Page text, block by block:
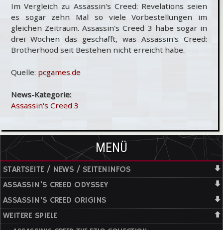
Im Vergleich zu Assassin's Creed: Revelations seien
es sogar zehn Mal so viele Vorbestellungen im
gleichen Zeitraum. Assassin's Creed 3 habe sogar in
drei Wochen das geschafft, was Assassin's Creed:
Brotherhood seit Bestehen nicht erreicht habe.
Quelle: pcgames.de
News-Kategorie:
Assassin's Creed 3
MENÜ
STARTSEITE / NEWS / SEITENINFOS
ASSASSIN'S CREED ODYSSEY
ASSASSIN'S CREED ORIGINS
WEITERE SPIELE